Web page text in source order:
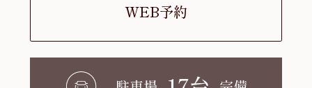
WEB予約